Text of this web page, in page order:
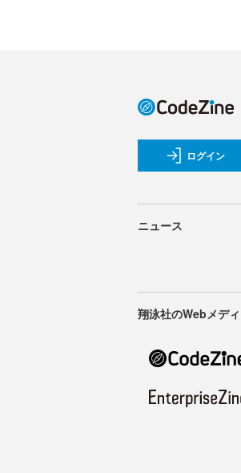
ログイン
ニュース
翔泳社のWebメデ